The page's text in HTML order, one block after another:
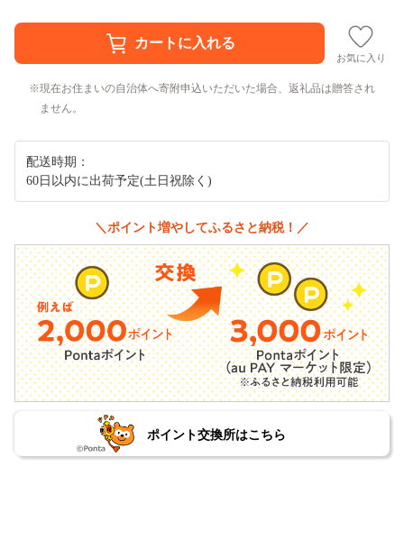
お気に入り
現在お住まいの自治体へ寄附申込いただいた場合、返礼品は贈答され
ません。
配送時期：
60日以内に出荷予定(土日祝除く)
＼ポイント増やしてふるさと納税！／
ポイント交換所はこちら